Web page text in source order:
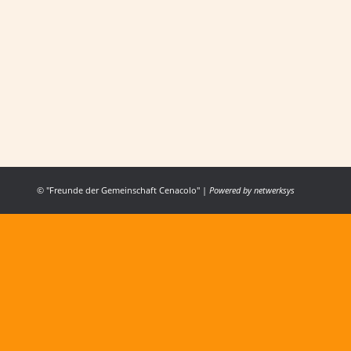
© "Freunde der Gemeinschaft Cenacolo" | Powered bynetwerksys